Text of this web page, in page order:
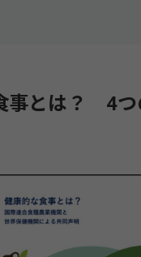
事とは？ 4つ